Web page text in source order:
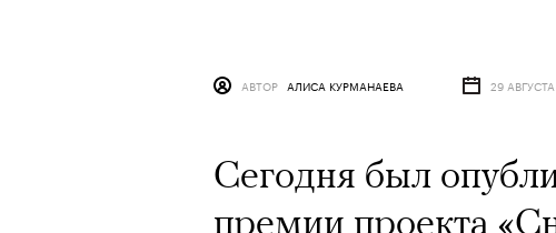
АВТОР АЛИСА КУРМАНАЕВА​ 29
Сегодня был
премии проекта